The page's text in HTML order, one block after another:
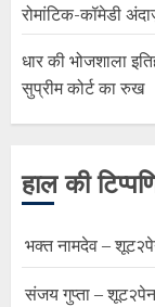
रोमांटिक-कॉमेडी
धार की भोजशाला
सुप्रीम कोर्ट का रुख
हाल की
भक्त नामदेव –
संजय गुप्ता – शूट२पेन